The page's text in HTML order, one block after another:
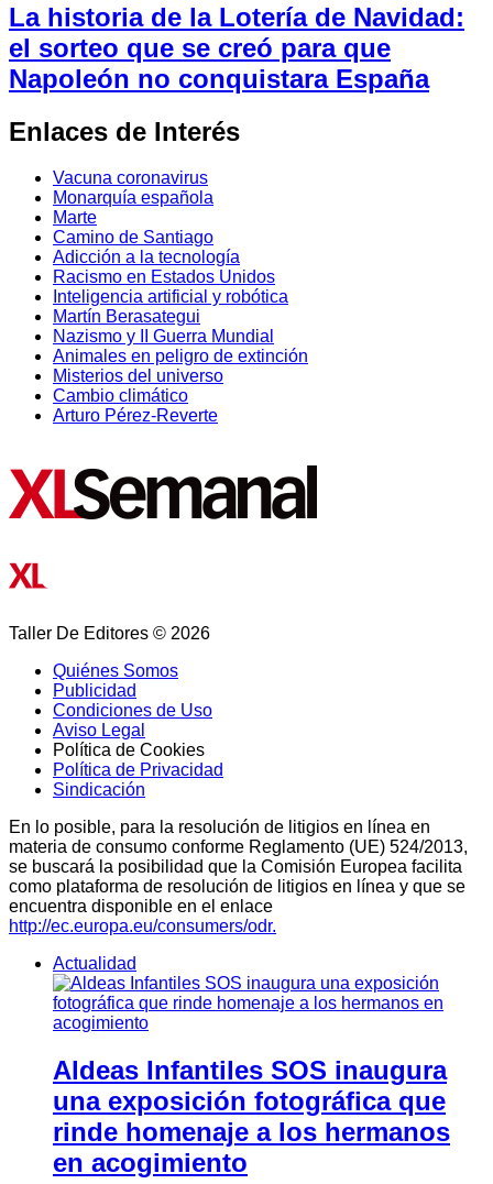
La historia de la Lotería de Navidad:
el sorteo que se creó para que
Napoleón no conquistara España
Enlaces de Interés
Vacuna coronavirus
Monarquía española
Marte
Camino de Santiago
Adicción a la tecnología
Racismo en Estados Unidos
Inteligencia artificial y robótica
Martín Berasategui
Nazismo y II Guerra Mundial
Animales en peligro de extinción
Misterios del universo
Cambio climático
Arturo Pérez-Reverte
Taller De Editores © 2026
Quiénes Somos
Publicidad
Condiciones de Uso
Aviso Legal
Política de Cookies
Política de Privacidad
Sindicación
En lo posible, para la resolución de litigios en línea en
materia de consumo conforme Reglamento (UE) 524/2013,
se buscará la posibilidad que la Comisión Europea facilita
como plataforma de resolución de litigios en línea y que se
encuentra disponible en el enlace
http://ec.europa.eu/consumers/odr.
Actualidad
Aldeas Infantiles SOS inaugura
una exposición fotográfica que
rinde homenaje a los hermanos
en acogimiento